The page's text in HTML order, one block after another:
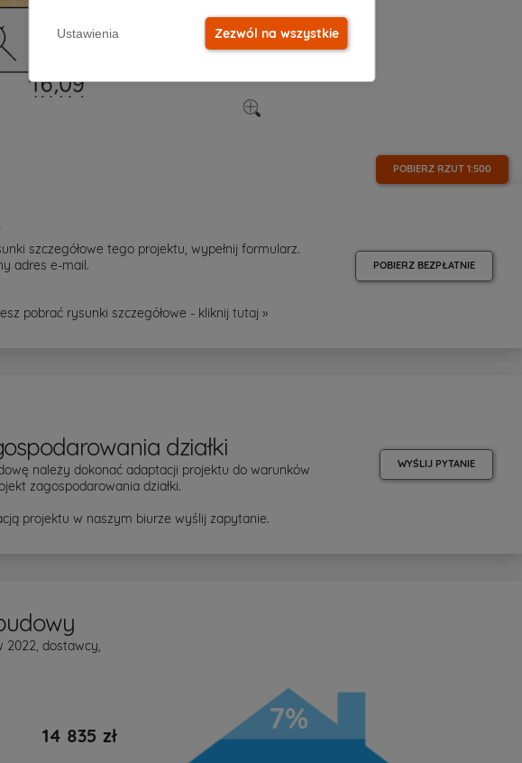
POBIERZ RZUT 1:500
szczegółowe tego projektu, wypełnij formularz.
adres e-mail.
pobrać rysunki szczegółowe - kliknijtutaj »
POBIERZ BEZPŁATNIE
działki
należy dokonać adaptacji projektu do warunków
zagospodarowania działki.
projektu w naszym biurze wyślij zapytanie.
WYŚLIJ PYTANIE
2022, dostawcy,
7%
14 835 zł
Ustawienia Zezwól na wszystkie